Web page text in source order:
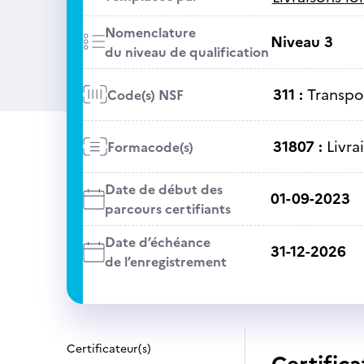
Nomenclature
du niveau de qualificationNiveau 3
Code(s) NSF 311 :
Formacode(s) 31807 :
Date de début des
parcours certifiants
01-09-2023
Date d’échéance
de l’enregistrement
31-12-2026
Certificateur(s)